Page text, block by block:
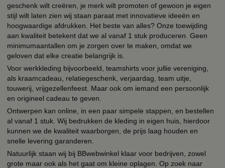
geschenk wilt creëren, je merk wilt promoten of gewoon je eigen
stijl wilt laten zien wij staan paraat met innovatieve ideeën en
hoogwaardige afdrukken. Het beste van alles? Onze toewijding
aan kwaliteit betekent dat we al vanaf 1 stuk produceren. Geen
minimumaantallen om je zorgen over te maken, omdat we
geloven dat elke creatie belangrijk is.
Voor werkkleding bijvoorbeeld, teamshirts voor jullie vereniging,
als kraamcadeau, relatiegeschenk, verjaardag, team uitje,
touwerij, vrijgezellenfeest. Maar ook om iemand een persoonlijk
en origineel cadeau te geven.
Ontwerpen kan online, in een paar simpele stappen, en bestellen
al vanaf 1 stuk. Wij bedrukken de kleding in eigen huis, hierdoor
kunnen we de kwaliteit waarborgen, de prijs laag houden en
snelle levering garanderen.
Natuurlijk staan wij bij BBwebwinkel klaar voor bedrijven, zowel
grote maar ook als het gaat om kleine oplagen. Op zoek naar